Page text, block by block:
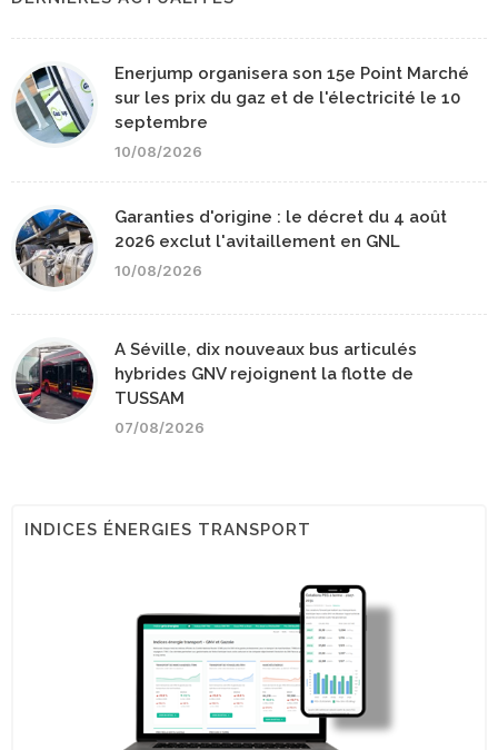
Enerjump organisera son 15e Point Marché
sur les prix du gaz et de l'électricité le 10
septembre
10/08/2026
Garanties d'origine : le décret du 4 août
2026 exclut l'avitaillement en GNL
10/08/2026
A Séville, dix nouveaux bus articulés
hybrides GNV rejoignent la flotte de
TUSSAM
07/08/2026
INDICES ÉNERGIES TRANSPORT